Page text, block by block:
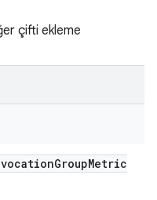
çifti ekleme
GroupMetric